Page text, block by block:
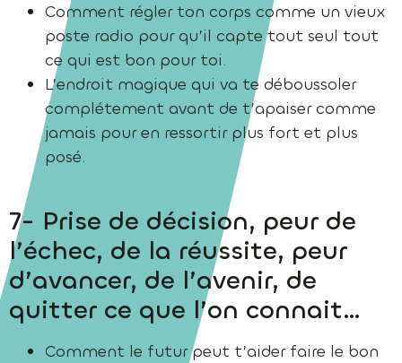
Comment régler ton corps comme un vieux
poste radio pour qu’il capte tout seul tout
ce qui est bon pour toi.
L’endroit magique qui va te déboussoler
complétement avant de t’apaiser comme
jamais pour en ressortir plus fort et plus
posé.
7- Prise de décision, peur de
l’échec, de la réussite, peur
d’avancer, de l’avenir, de
quitter ce que l’on connait…
Comment le futur peut t’aider faire le bon